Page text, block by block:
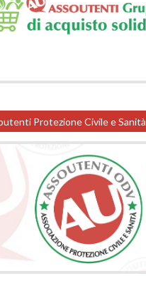
Protezione Civile e Sanità